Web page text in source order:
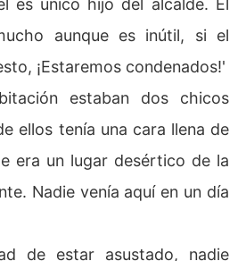
es único hijo del alcalde. El
aunque es inútil, si el
¡Estaremos condenados!'
estaban dos chicos
ellos tenía una cara llena de
era un lugar desértico de la
Nadie venía aquí en un día
de estar asustado, nadie